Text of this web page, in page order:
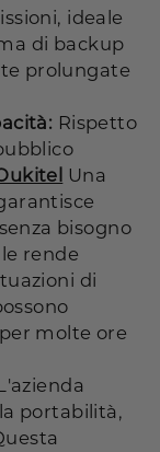
ideale
di backup
prolungate
Rispetto
Una
bisogno
rende
di
molte ore
portabilità,